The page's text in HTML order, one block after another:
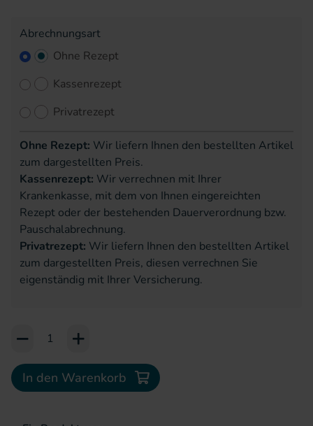
Abrechnungsart
Ohne Rezept
Kassenrezept
Privatrezept
Ohne Rezept: Wir liefern Ihnen den bestellten Artikel
zum dargestellten Preis.
Kassenrezept: Wir verrechnen mit Ihrer
Krankenkasse, mit dem von Ihnen eingereichten
Rezept oder der bestehenden Dauerverordnung bzw.
Pauschalabrechnung.
Privatrezept: Wir liefern Ihnen den bestellten Artikel
zum dargestellten Preis, diesen verrechnen Sie
eigenständig mit Ihrer Versicherung.
Add to Cart or Wish List
In den Warenkorb